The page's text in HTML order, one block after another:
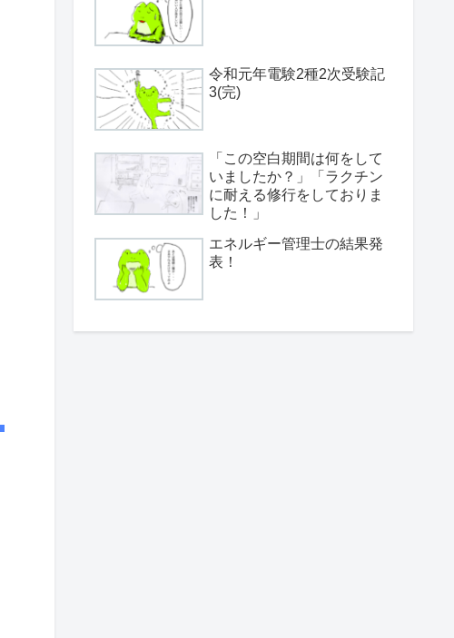
令和元年電験2種2次受験記
3(完)
「この空白期間は何をして
いましたか？」「ラクチン
に耐える修行をしておりま
した！」
エネルギー管理士の結果発
表！